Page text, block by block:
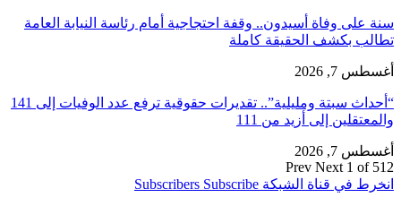
سنة على وفاة أسيدون.. وقفة احتجاجية أمام رئاسة النيابة العامة
تطالب بكشف الحقيقة كاملة
أغسطس 7, 2026
“أحداث سبتة ومليلية”.. تقديرات حقوقية ترفع عدد الوفيات إلى 141
والمعتقلين إلى أزيد من 111
أغسطس 7, 2026
Prev Next 1 of 512
انخرط في قناة الشبكة
Subscribers Subscribe